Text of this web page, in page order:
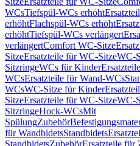
WCsTiefspül-WCs erhöht
erhöhtFlachspül-WCs erhöht
erhöhtTiefspül-WCs verlängert
verlängertComfort WC-Sitze
SitzeErsatzteile für WC-SitzeWC-
SitzringeWCs für Kinder
WCsErsatzteile für Wand-WCs
WCsWC-Sitze für Kinder
SitzeErsatzteile für WC-SitzeWC-
SitzringeHock-WCsMit
SpülungZubehör
für WandbidetsStandbidets
StandbidetsZubehörErsatzteile für